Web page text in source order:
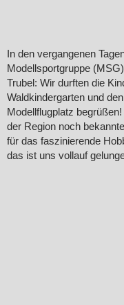
In den vergangenen
Modellsportgruppe
Trubel: Wir durften die
Waldkindergarten und
Modellflugplatz
der Region noch
für das faszinierende
das ist uns vollauf